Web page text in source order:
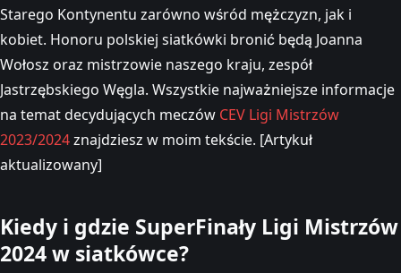
Starego Kontynentu zarówno wśród mężczyzn, jak i
kobiet. Honoru polskiej siatkówki bronić będą Joanna
Wołosz oraz mistrzowie naszego kraju, zespół
Jastrzębskiego Węgla. Wszystkie najważniejsze informacje
na temat decydujących meczów CEV Ligi Mistrzów
2023/2024znajdziesz w moim tekście. [Artykuł
aktualizowany]
Kiedy i gdzie SuperFinały Ligi Mistrzów
2024 w siatkówce?